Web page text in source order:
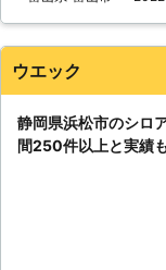
ウエック
静岡県浜松市のシロ
間250件以上と実績